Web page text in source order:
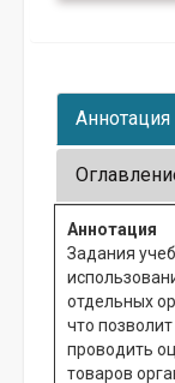
Аннотация
Аннотация
Задания
отдельных
что
проводить
товаров